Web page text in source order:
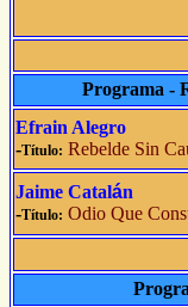
Programa -
Efrain Alegro
-Título: Rebelde Sin
Jaime Catalán
-Título: Odio Que